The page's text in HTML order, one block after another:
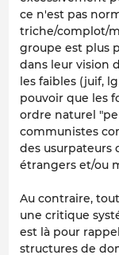
ce n'est pas
triche/complot/
groupe est plus
dans leur vision
les faibles (juif,
pouvoir que les
ordre naturel
communistes
des usurpateurs
étrangers et/ou
Au contraire,
une critique
est là pour
structures de